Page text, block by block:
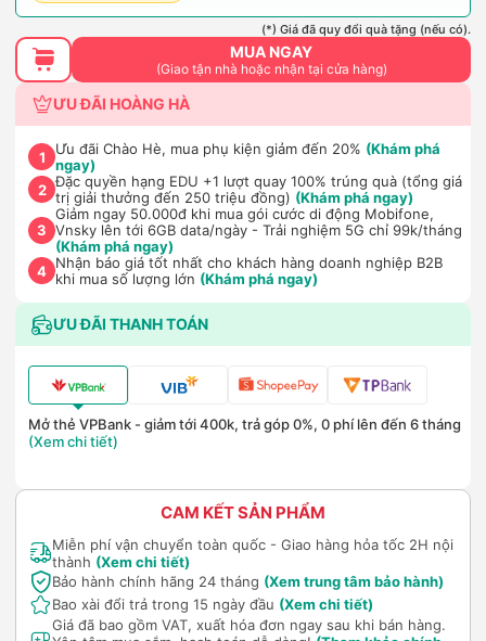
(*) Giá đã quy đổi quà tặng (nếu có).
MUA NGAY
(Giao tận nhà hoặc nhận tại cửa hàng)
ƯU ĐÃI HOÀNG HÀ
1 Ưu đãi Chào Hè, mua phụ kiện giảm đến 20% (Khám phá
ngay)
2 Đặc quyền hạng EDU +1 lượt quay 100% trúng quà (tổng giá
trị giải thưởng đến 250 triệu đồng) (Khám phá ngay)
3
Giảm ngay 50.000đ khi mua gói cước di động Mobifone,
Vnsky lên tới 6GB data/ngày - Trải nghiệm 5G chỉ 99k/tháng
(Khám phá ngay)
4 Nhận báo giá tốt nhất cho khách hàng doanh nghiệp B2B
khi mua số lượng lớn (Khám phá ngay)
ƯU ĐÃI THANH TOÁN
Mở thẻ VPBank - giảm tới 400k, trả góp 0%, 0 phí lên đến 6 tháng
(Xem chi tiết)
CAM KẾT SẢN PHẨM
Miễn phí vận chuyển toàn quốc - Giao hàng hỏa tốc 2H nội
thành (Xem chi tiết)
Bảo hành chính hãng 24 tháng (Xem trung tâm bảo hành)
Bao xài đổi trả trong 15 ngày đầu (Xem chi tiết)
Giá đã bao gồm VAT, xuất hóa đơn ngay sau khi bán hàng.